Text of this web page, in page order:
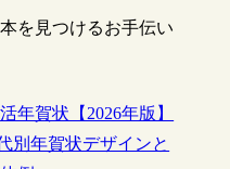
を見つけるお手伝い
年賀状【2026年版】
別年賀状デザインと